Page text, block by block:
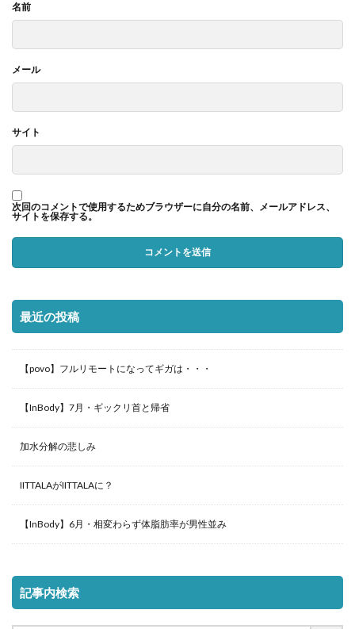
名前
メール
サイト
次回のコメントで使用するためブラウザーに自分の名前、メールアドレス、
サイトを保存する。
最近の投稿
【povo】フルリモートになってギガは・・・
【InBody】7月・ギックリ首と帰省
加水分解の悲しみ
IITTALAがIITTALAに？
【InBody】6月・相変わらず体脂肪率が男性並み
記事内検索